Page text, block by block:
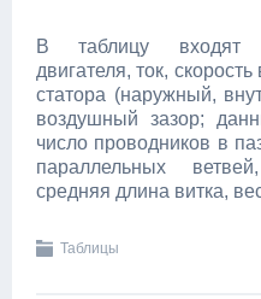
В таблицу входят
двигателя, ток,
статора (наружный,
воздушный зазор;
число проводников в
параллельных
средняя длина витка,
Таблицы